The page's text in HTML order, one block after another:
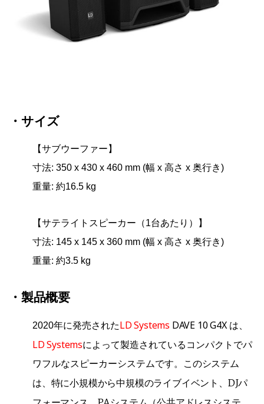
・サイズ
【サブウーファー】
寸法: 350 x 430 x 460 mm (幅 x 高さ x 奥行き)
重量: 約16.5 kg
【サテライトスピーカー（1台あたり）】
寸法: 145 x 145 x 360 mm (幅 x 高さ x 奥行き)
重量: 約3.5 kg
・製品概要
2020年に発売されたLD Systems DAVE 10 G4Xは、
LD Systemsによって製造されているコンパクトでパ
ワフルなスピーカーシステムです。
このシステム
は、特に小規模から中規模のライブイベント、DJパ